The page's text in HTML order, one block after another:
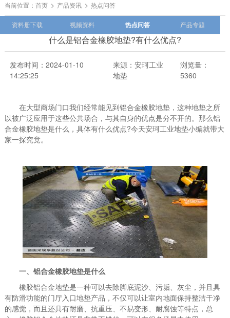
当前位置： 首页 产品资讯 热点问答
资料册下载 视频资料 热点问答 产品专题
什么是铝合金橡胶地垫?有什么优点?
发布时间：2024-01-10
14:25:25
来源：安珂工业
地垫
浏览量：
5360
在大型商场门口我们经常能见到铝合金橡胶地垫，这种地垫之所
以被广泛应用于这些公共场合，与其自身的优点是分不开的。那么铝
合金橡胶地垫是什么，具体有什么优点?今天安珂工业地垫小编就带大
家一探究竟。
一、铝合金橡胶地垫是什么
橡胶铝合金地垫是一种可以去除脚底泥沙、污垢、灰尘，并且具
有防滑功能的门厅入口地垫产品，不仅可以让室内地面保持整洁干净
的感觉，而且还具有耐磨、抗重压、不易变形、耐腐蚀等特点，总